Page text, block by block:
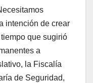
intención de crear
que sugirió
a
la Fiscalía
de Seguridad,